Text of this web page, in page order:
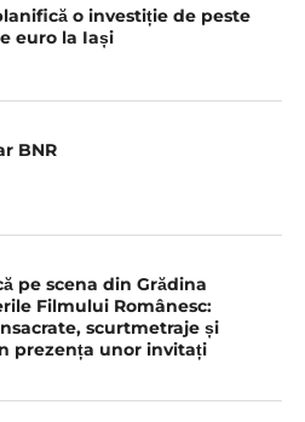
o investiție de peste
euro la Iași
BNR
pe scena din Grădina
Filmului Românesc:
scurtmetraje și
prezența unor invitați